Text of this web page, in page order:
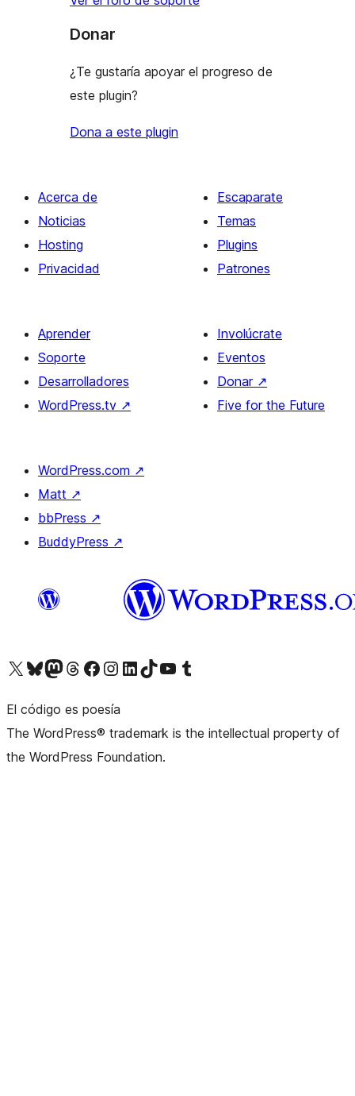
Donar
¿Te gustaría apoyar el progreso de
este plugin?
Dona a este plugin
Acerca de
Noticias
Hosting
Privacidad
Escaparate
Temas
Plugins
Patrones
Aprender
Soporte
Desarrolladores
WordPress.tv ↗
Involúcrate
Eventos
Donar ↗
Five for the Future
WordPress.com ↗
Matt ↗
bbPress ↗
BuddyPress ↗
Visita nuestra cuenta de X (anteriormente Twitter)
Visita nuestra cuenta de Bluesky
Visita nuestra cuenta de Mastodon
Visita nuestra cuenta de Threads
Visita nuestra página de Facebook
Visita nuestra cuenta de Instagram
Visita nuestra cuenta de LinkedIn
Visita nuestra cuenta de TikTok
Visita nuestro canal de YouTube
Visita nuestra cuenta de Tumblr
El código es poesía
The WordPress® trademark is the intellectual property of
the WordPress Foundation.